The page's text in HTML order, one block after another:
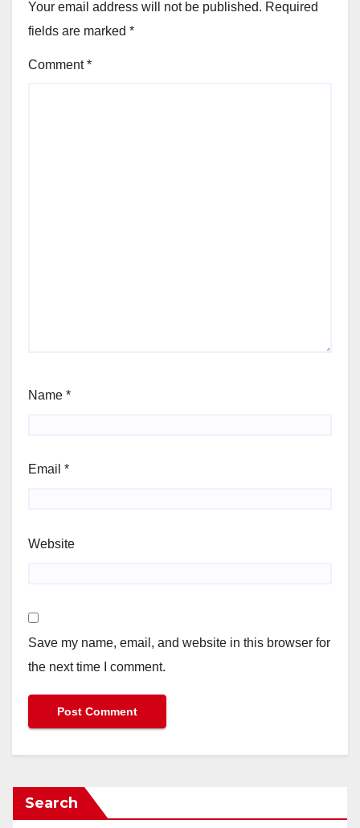
Your email address will not be published. Required
fields are marked *
Comment*
Name *
Email *
Website
Save my name, email, and website in this browser for
the next time I comment.
Search